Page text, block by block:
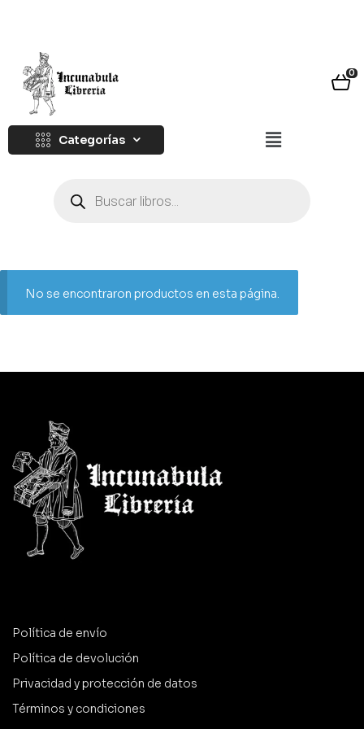
0
Categorías
No se encontraron productos en esta página.
Política de envío
Política de devolución
Privacidad y protección de datos
Términos y condiciones